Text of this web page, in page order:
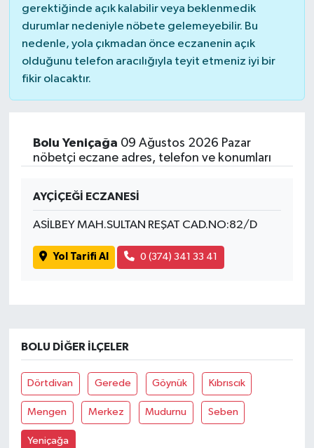
gerektiğinde açık kalabilir veya beklenmedik
durumlar nedeniyle nöbete gelemeyebilir. Bu
nedenle, yola çıkmadan önce eczanenin açık
olduğunu telefon aracılığıyla teyit etmeniz iyi bir
fikir olacaktır.
Bolu Yeniçağa 09 Ağustos 2026 Pazar
nöbetçi eczane adres, telefon ve konumları
AYÇİÇEĞİ ECZANESİ
ASİLBEY MAH.SULTAN REŞAT CAD.NO:82/D
Yol Tarifi Al 0 (374) 341 33 41
BOLU DIĞER İLÇELER
Dörtdivan Gerede Göynük Kıbrıscık
Mengen Merkez Mudurnu Seben
Yeniçağa